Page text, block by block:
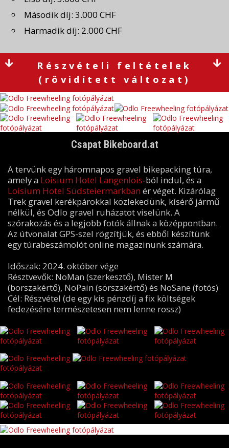
Második díj: 3.000 CHF
Harmadik díj: 2.000 CHF
Részvételi feltételek
(rövidített változat)
Csapat Bikeboard.at
A tervünk egy háromnapos gravel bikepacking túra,
amely a Loisium Hotel Langenlois-ból indul, és a
Loisium Hotel Südsteiermarkban ér véget. Kizárólag
Trek gravel kerékpárokkal közlekedünk, kísérő jármű
nélkül, és Odlo gravel ruházatot viselünk. A
szórakozás és a legjobb fotók állnak a középpontban.
Az útvonalat GPS-szel rögzítjük, és ebből készítünk
egy túrabeszámolót online magazinunk számára.
Időszak: 2024. október vége
Résztvevők: NoMan (szerkesztő), Mister M
(borszakértő), NoPain (sörszakértő) és NoSane (fotós)
Cél: Részvétel (de egy kis pénzdíj a fix költségek
fedezésére természetesen nem lenne rossz)